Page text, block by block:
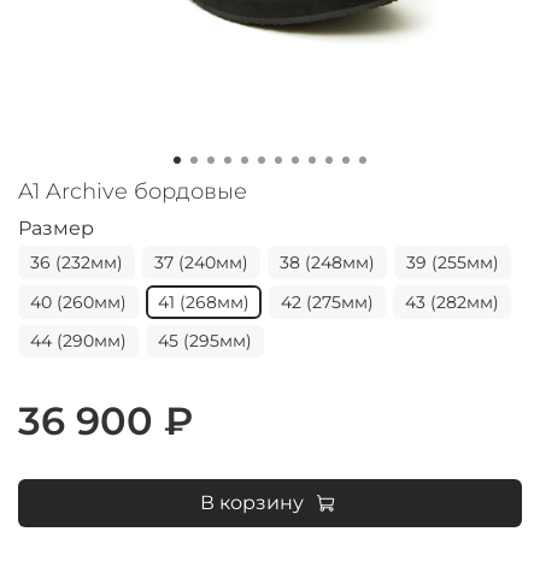
A1 Archive бордовые
Размер
36 (232мм) 37 (240мм) 38 (248мм)
39 (255мм)
40 (260мм)
41 (268мм) 42 (275мм)
43 (282мм)
44 (290мм)
45 (295мм)
36 900 ₽
В корзину